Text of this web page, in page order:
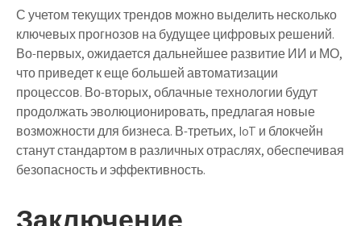
С учетом текущих трендов можно выделить несколько
ключевых прогнозов на будущее цифровых решений.
Во-первых, ожидается дальнейшее развитие ИИ и МО,
что приведет к еще большей автоматизации
процессов. Во-вторых, облачные технологии будут
продолжать эволюционировать, предлагая новые
возможности для бизнеса. В-третьих, IoT и блокчейн
станут стандартом в различных отраслях, обеспечивая
безопасность и эффективность.